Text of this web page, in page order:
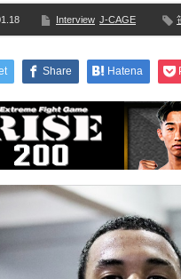
Interview J-CAGE
Share Hatena